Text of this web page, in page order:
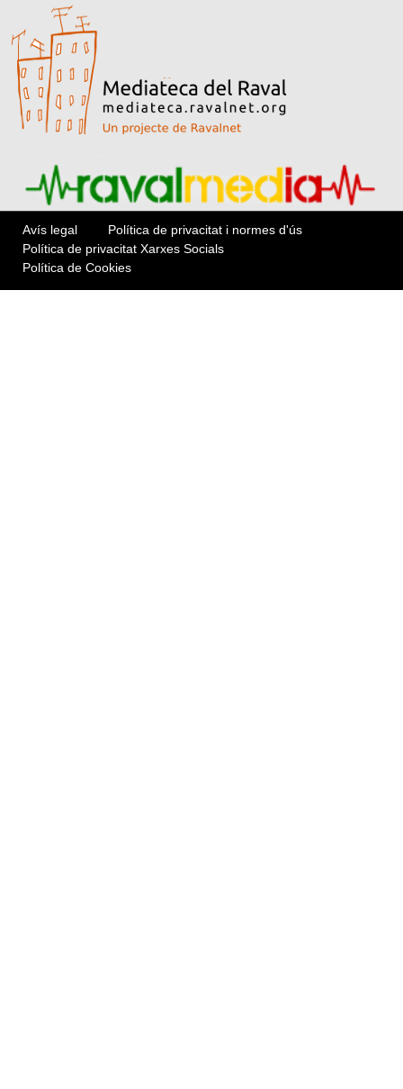
Avís legal
Política de privacitat i normes d'ús
Política de privacitat Xarxes Socials
Política de Cookies